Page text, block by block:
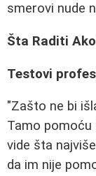
smerovi nude
Šta Raditi
Testovi
"Zašto ne bi
Tamo
vide šta
da im nije